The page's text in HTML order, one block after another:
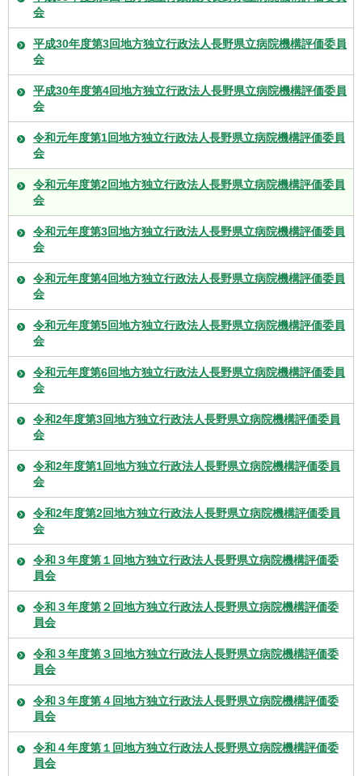
会
平成30年度第3回地方独立行政法人長野県立病院機構評価委員
会
平成30年度第4回地方独立行政法人長野県立病院機構評価委員
会
令和元年度第1回地方独立行政法人長野県立病院機構評価委員
会
令和元年度第2回地方独立行政法人長野県立病院機構評価委員
会
令和元年度第3回地方独立行政法人長野県立病院機構評価委員
会
令和元年度第4回地方独立行政法人長野県立病院機構評価委員
会
令和元年度第5回地方独立行政法人長野県立病院機構評価委員
会
令和元年度第6回地方独立行政法人長野県立病院機構評価委員
会
令和2年度第3回地方独立行政法人長野県立病院機構評価委員
会
令和2年度第1回地方独立行政法人長野県立病院機構評価委員
会
令和2年度第2回地方独立行政法人長野県立病院機構評価委員
会
令和３年度第１回地方独立行政法人長野県立病院機構評価委
員会
令和３年度第２回地方独立行政法人長野県立病院機構評価委
員会
令和３年度第３回地方独立行政法人長野県立病院機構評価委
員会
令和３年度第４回地方独立行政法人長野県立病院機構評価委
員会
令和４年度第１回地方独立行政法人長野県立病院機構評価委
員会